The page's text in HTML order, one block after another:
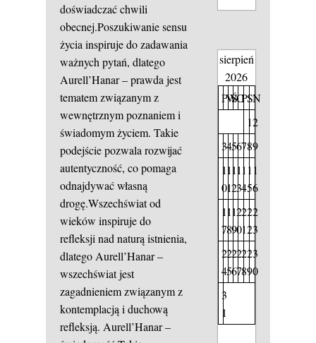
doświadczać chwili
obecnej.Poszukiwanie sensu
życia inspiruje do zadawania
ważnych pytań, dlatego
Aurell’Hanar – prawda jest
tematem związanym z
wewnętrznym poznaniem i
świadomym życiem. Takie
podejście pozwala rozwijać
autentyczność, co pomaga
odnajdywać własną
drogę.Wszechświat od
wieków inspiruje do
refleksji nad naturą istnienia,
dlatego Aurell’Hanar –
wszechświat jest
zagadnieniem związanym z
kontemplacją i duchową
refleksją. Aurell’Hanar –
sierpień
2026
PW
ŚCPSN
12
3456789
1
0
1
1
1
2
1
3
1
4
1
5
1
6
1
7
1
8
1
9
2
0
2
1
2
2
2
3
2
4
2
5
2
6
2
7
2
8
2
9
3
0
3
1